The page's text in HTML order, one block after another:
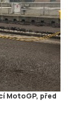
MotoGP, před